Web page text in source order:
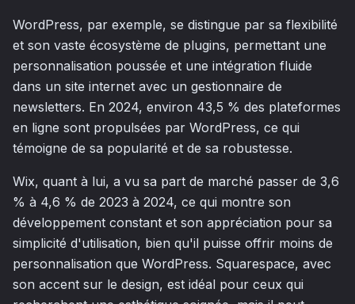
WordPress, par exemple, se distingue par sa flexibilité
et son vaste écosystème de plugins, permettant une
personnalisation poussée et une intégration fluide
dans un site internet avec un gestionnaire de
newsletters. En 2024, environ 43,5 % des plateformes
en ligne sont propulsées par WordPress, ce qui
témoigne de sa popularité et de sa robustesse.
Wix, quant à lui, a vu sa part de marché passer de 3,6
% à 4,6 % de 2023 à 2024, ce qui montre son
développement constant et son appréciation pour sa
simplicité d'utilisation, bien qu'il puisse offrir moins de
personnalisation que WordPress. Squarespace, avec
son accent sur le design, est idéal pour ceux qui